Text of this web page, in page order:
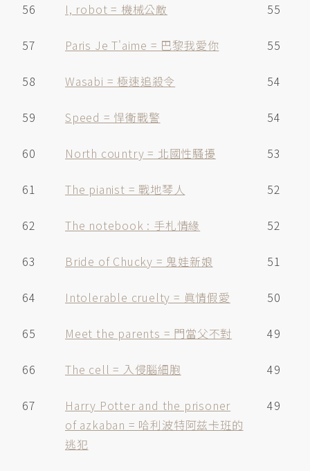
56 I, robot = 機械公敵 55
57 Paris Je T'aime = 巴黎我愛你 55
58 Wasabi = 極速追殺令 54
59 Speed = 悍衛戰警 54
60 North country = 北國性騷擾 53
61 The pianist = 戰地琴人 52
62 The notebook : 手札情緣 52
63 Bride of Chucky = 鬼娃新娘 51
64 Intolerable cruelty = 眞情假愛 50
65 Meet the parents = 門當父不對 49
66 The cell = 入侵腦細胞 49
67
Harry Potter and the prisoner
of azkaban = 哈利波特阿兹卡班的
逃犯
49